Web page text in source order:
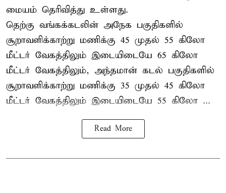
மையம் தெரிவித்து உள்ளது.
தெற்கு வங்கக்கடலின் அநேக பகுதிகளில்
சூறாவளிக்காற்று மணிக்கு 45 முதல் 55 கிலோ
மீட்டர் வேகத்திலும் இடையிடையே 65 கிலோ
மீட்டர் வேகத்திலும், அந்தமான் கடல் பகுதிகளில்
சூறாவளிக்காற்று மணிக்கு 35 முதல் 45 கிலோ
மீட்டர் வேகத்திலும் இடையிடையே 55 கிலோ ...
Read More